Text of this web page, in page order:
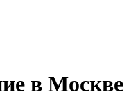
в Москве